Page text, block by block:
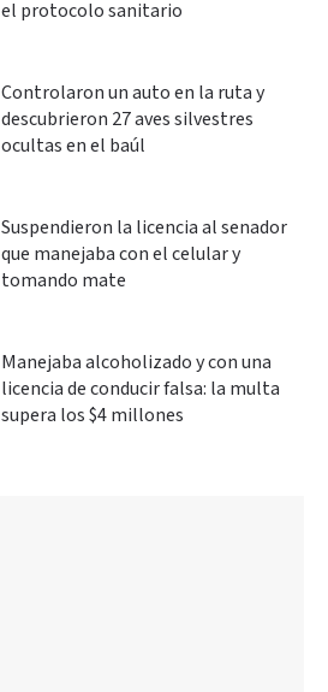
el protocolo sanitario
Controlaron un auto en la ruta y
descubrieron 27 aves silvestres
ocultas en el baúl
Suspendieron la licencia al senador
que manejaba con el celular y
tomando mate
Manejaba alcoholizado y con una
licencia de conducir falsa: la multa
supera los $4 millones